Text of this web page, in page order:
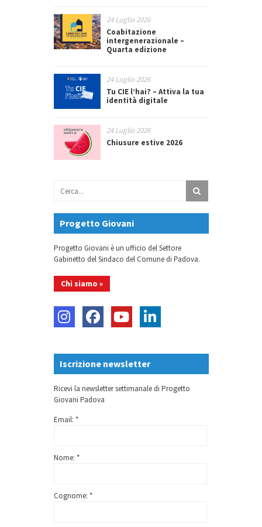
24 Luglio 2026
Coabitazione
intergenerazionale –
Quarta edizione
24 Luglio 2026
Tu CIE l’hai? – Attiva la tua
identità digitale
24 Luglio 2026
Chiusure estive 2026
Progetto Giovani
Progetto Giovani è un ufficio del Settore
Gabinetto del Sindaco del Comune di Padova.
Chi siamo »
Iscrizione newsletter
Ricevi la newsletter settimanale di Progetto
Giovani Padova
Email: *
Nome: *
Cognome: *